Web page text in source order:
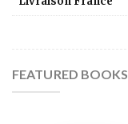
FEATURED BOOKS